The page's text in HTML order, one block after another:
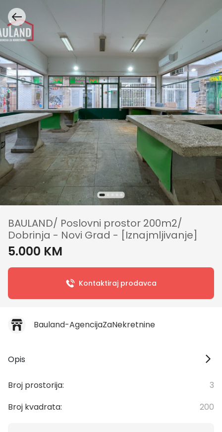
BAULAND/ Poslovni prostor 200m2/
Dobrinja - Novi Grad - [Iznajmljivanje]
5.000 KM
Kontaktiraj prodavca
Bauland-AgencijaZaNekretnine
Opis
Broj prostorija:
3
Broj kvadrata:
200